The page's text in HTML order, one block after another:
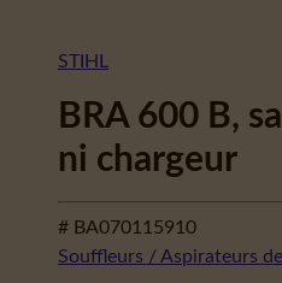
STIHL
BRA 600 B,
ni chargeur
# BA070115910
Souffleurs / Aspirateurs